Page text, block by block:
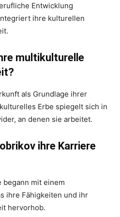
Entwicklung
ihre kulturellen
multikulturelle
als Grundlage ihrer
Erbe spiegelt sich in
an denen sie arbeitet.
ihre Karriere
begann mit einem
ihre Fähigkeiten und ihr
hervorhob.